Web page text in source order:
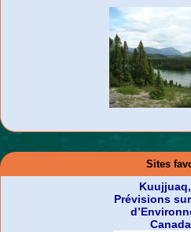
Sites
Prévisions
Canada